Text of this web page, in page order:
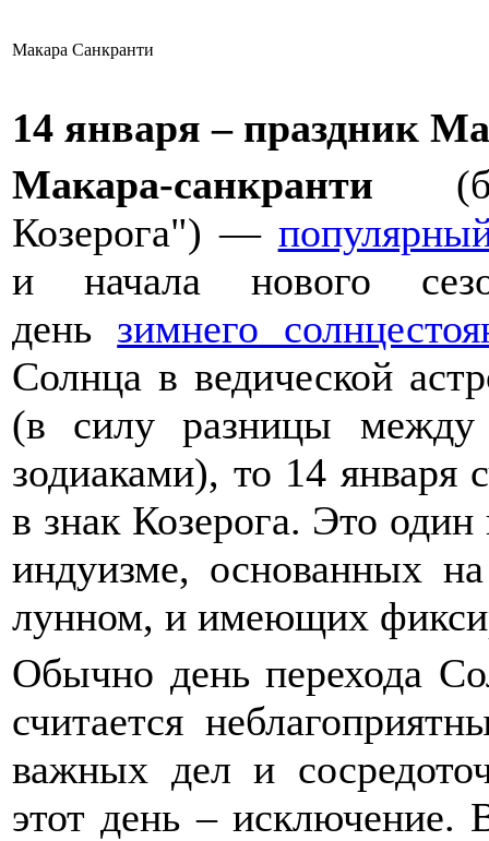
Макара Санкранти
14 января – праздник
Макара-санкранти
Козерога") —
и начала нового
день зимнего
Солнца в ведической
(в силу разницы между
зодиаками), то 14 января
в знак Козерога. Это
индуизме, основанных
лунном, и имеющих
Обычно день перехода
считается
важных дел и
этот день – исключение.